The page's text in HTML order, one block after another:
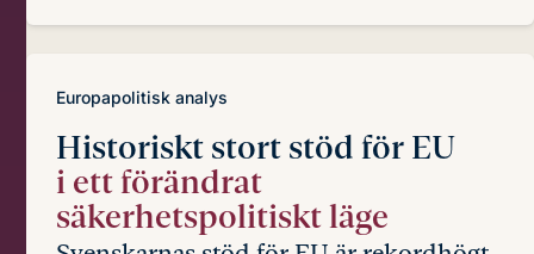
Europapolitisk analys
Historiskt stort stöd för EU
i ett förändrat
säkerhetspolitiskt läge